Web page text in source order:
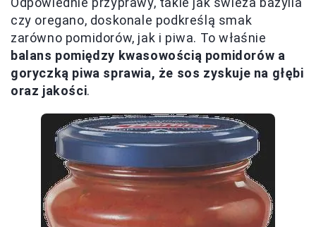
czy oregano, doskonale podkreślą smak
zarówno pomidorów, jak i piwa. To właśnie
balans pomiędzy kwasowością pomidorów a
goryczką piwa sprawia, że sos zyskuje na głębi
oraz jakości.